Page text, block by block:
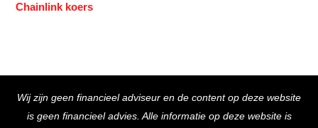
Chainlink koers
To
Top
Wij zijn geen financieel adviseur en de content op deze website
is geen financieel advies. Alle informatie op deze website is